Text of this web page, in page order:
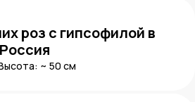
роз с гипсофилой в
~ 50 см